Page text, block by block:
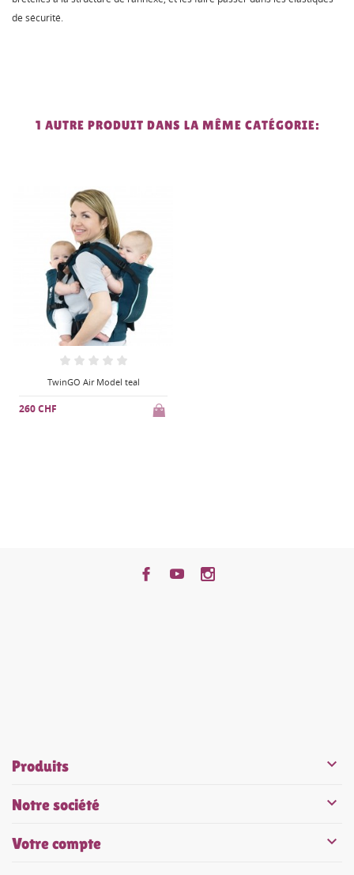
de sécurité.
1 AUTRE PRODUIT DANS LA MÊME CATÉGORIE:
TwinGO Air Model teal
260 CHF
Produits 
Notre société 
Votre compte 